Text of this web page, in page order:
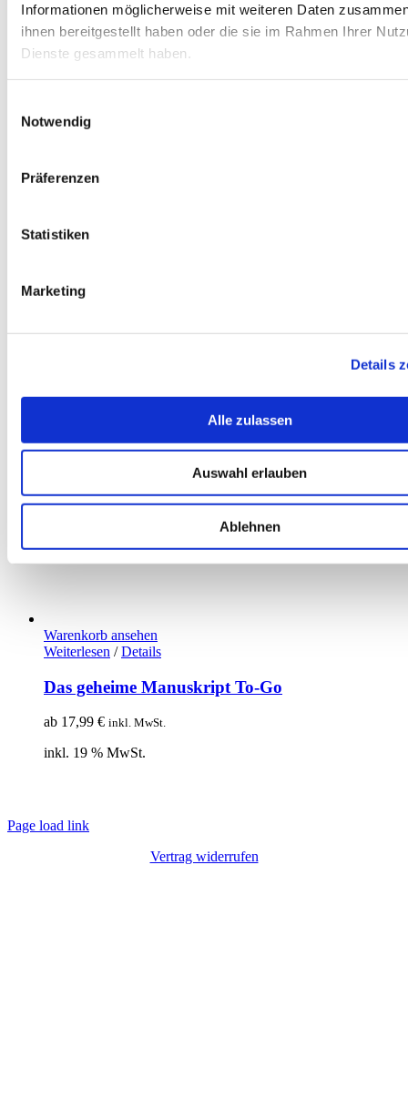
Informationen möglicherweise mit weiteren Daten
ihnen bereitgestellt haben oder die sie im Rahmen Ihrer
Dienste gesammelt haben.
Notwendig
Präferenzen
Statistiken
Marketing
Details
Alle zulassen
Auswahl erlauben
Ablehnen
Zeige12 Produkte
Zeige24 Produkte
Warenkorb ansehen
Weiterlesen / Details
Das geheime Manuskript To-Go
ab 17,99 € inkl. MwSt.
inkl. 19 % MwSt.
Page load link
Vertrag widerrufen